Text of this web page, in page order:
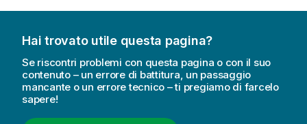
Hai trovato utile questa pagina?
Se riscontri problemi con questa pagina o con il suo
contenuto – un errore di battitura, un passaggio
mancante o un errore tecnico – ti pregiamo di farcelo
sapere!